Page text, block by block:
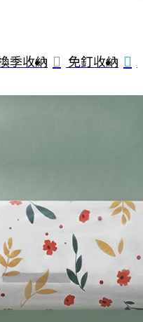
冊季收納 免釘收納